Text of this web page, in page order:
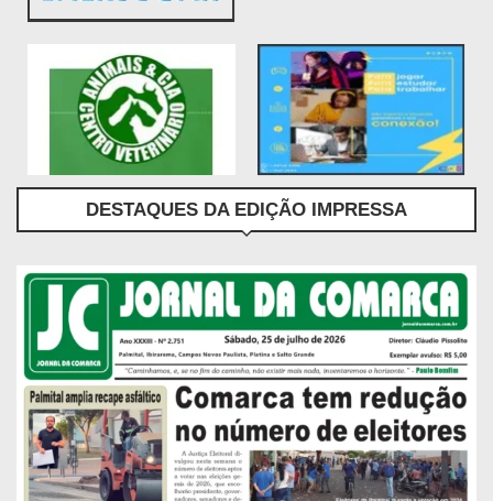
DESTAQUES DA EDIÇÃO IMPRESSA